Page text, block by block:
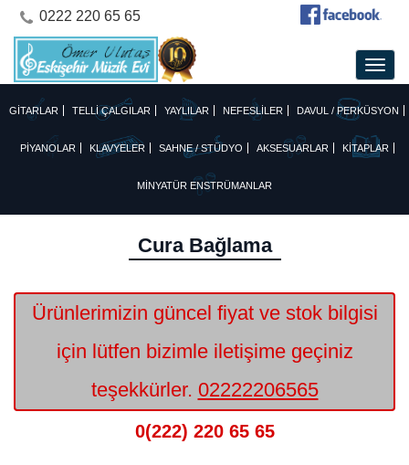
0222 220 65 65
GİTARLAR TELLİ ÇALGILAR YAYLILAR NEFESLİLER DAVUL / PERKÜSYON
PİYANOLAR KLAVYELER SAHNE / STÜDYO AKSESUARLAR KİTAPLAR
MİNYATÜR ENSTRÜMANLAR
Cura Bağlama
Ürünlerimizin güncel fiyat ve stok bilgisi
için lütfen bizimle iletişime geçiniz
teşekkürler. 02222206565
0(222) 220 65 65